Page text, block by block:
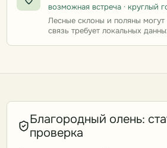
возможная встреча · круглый
Лесные склоны и поляны
связь требует локальных
Благородный олень:
проверка